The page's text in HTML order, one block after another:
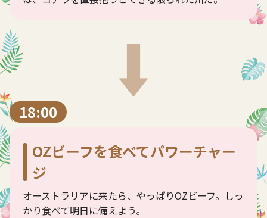
18:00
OZビーフを食べてパワーチャー
ジ
オーストラリアに来たら、やっぱりOZビーフ。しっ
かり食べて明日に備えよう。